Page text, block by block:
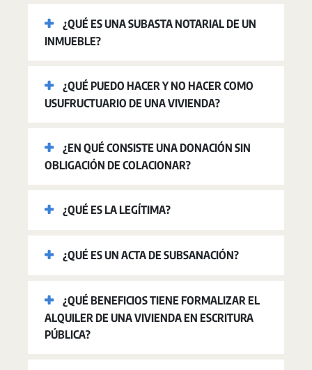
¿QUÉ ES UNA SUBASTA NOTARIAL DE UN
INMUEBLE?
¿QUÉ PUEDO HACER Y NO HACER COMO
USUFRUCTUARIO DE UNA VIVIENDA?
¿EN QUÉ CONSISTE UNA DONACIÓN SIN
OBLIGACIÓN DE COLACIONAR?
¿QUÉ ES LA LEGÍTIMA?
¿QUÉ ES UN ACTA DE SUBSANACIÓN?
¿QUÉ BENEFICIOS TIENE FORMALIZAR EL
ALQUILER DE UNA VIVIENDA EN ESCRITURA
PÚBLICA?